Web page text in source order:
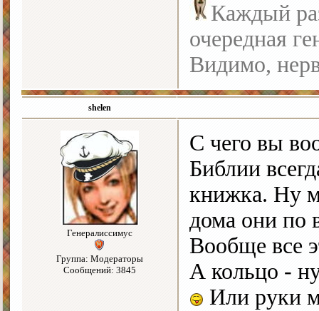
Каждый
очередная
Видимо,
shelen
Генералиссимус
Группа: Модераторы
Сообщений: 3845
С чего вы
Библии
книжка. Ну
дома они по
Вообще все
А кольцо -
Или руки